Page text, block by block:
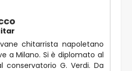
chitarrista napoletano
a Milano. Si è diplomato al
conservatorio G. Verdi. Da